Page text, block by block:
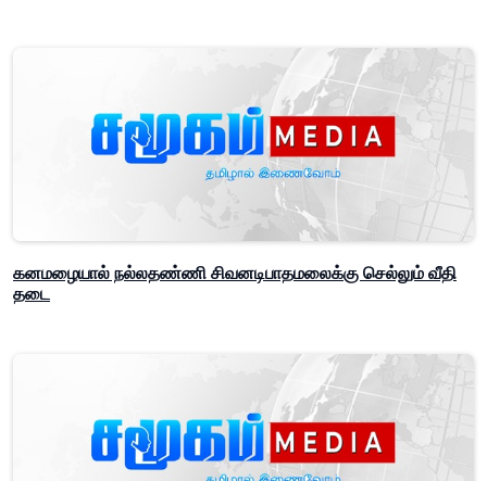
கனமழையால் நல்லதண்ணி சிவனடிபாதமலைக்கு செல்லும் வீதி
தடை